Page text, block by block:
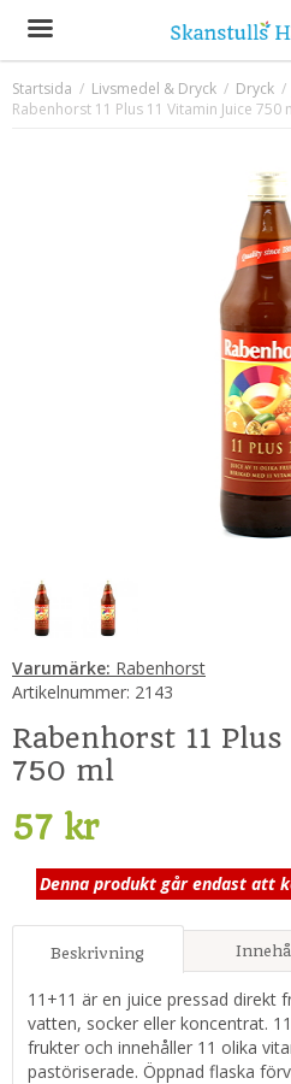
Produkten har blivit
Startsida / Livsmedel & Dryck / Dryck /
Rabenhorst 11 Plus 11 Vitamin Juice 750
Varumärke: Rabenhorst
Artikelnummer: 2143
Rabenhorst 11
750 ml
57 kr
Denna produkt går endast att
Beskrivning
11+11 är en juice pressad direkt
vatten, socker eller koncentrat.
frukter och innehåller 11 olika
pastöriserade. Öppnad flaska